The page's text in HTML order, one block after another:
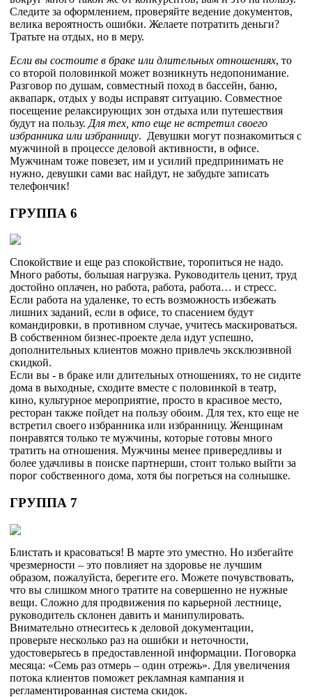
Следите за оформлением, проверяйте ведение документов,
велика вероятность ошибки. Желаете потратить деньги?
Тратьте на отдых, но в меру.
Если вы состоите в браке или длительных отношениях, то
со второй половинкой может возникнуть недопонимание.
Разговор по душам, совместный поход в бассейн, баню,
аквапарк, отдых у воды исправят ситуацию. Совместное
посещение релаксирующих зон отдыха или путешествия
будут на пользу. Для тех, кто еще не встретил своего
избранника или избранницу. Девушки могут познакомиться с
мужчиной в процессе деловой активности, в офисе.
Мужчинам тоже повезет, им и усилий предпринимать не
нужно, девушки сами вас найдут, не забудьте записать
телефончик!
ГРУППА 6
Спокойствие и еще раз спокойствие, торопиться не надо.
Много работы, большая нагрузка. Руководитель ценит, труд
достойно оплачен, но работа, работа, работа… и стресс.
Если работа на удаленке, то есть возможность избежать
лишних заданий, если в офисе, то спасением будут
командировки, в противном случае, учитесь маскироваться.
В собственном бизнес-проекте дела идут успешно,
дополнительных клиентов можно привлечь эксклюзивной
скидкой.
Если вы - в браке или длительных отношениях, то не сидите
дома в выходные, сходите вместе с половинкой в театр,
кино, культурное мероприятие, просто в красивое место,
ресторан также пойдет на пользу обоим. Для тех, кто еще не
встретил своего избранника или избранницу. Женщинам
понравятся только те мужчины, которые готовы много
тратить на отношения. Мужчины менее привередливы и
более удачливы в поиске партнерши, стоит только выйти за
порог собственного дома, хотя бы погреться на солнышке.
ГРУППА 7
Блистать и красоваться! В марте это уместно. Но избегайте
чрезмерности – это повлияет на здоровье не лучшим
образом, пожалуйста, берегите его. Можете почувствовать,
что вы слишком много тратите на совершенно не нужные
вещи. Сложно для продвижения по карьерной лестнице,
руководитель склонен давить и манипулировать.
Внимательно отнеситесь к деловой документации,
проверьте несколько раз на ошибки и неточности,
удостоверьтесь в предоставленной информации. Поговорка
месяца: «Семь раз отмерь – один отрежь». Для увеличения
потока клиентов поможет рекламная кампания и
регламентированная система скидок.